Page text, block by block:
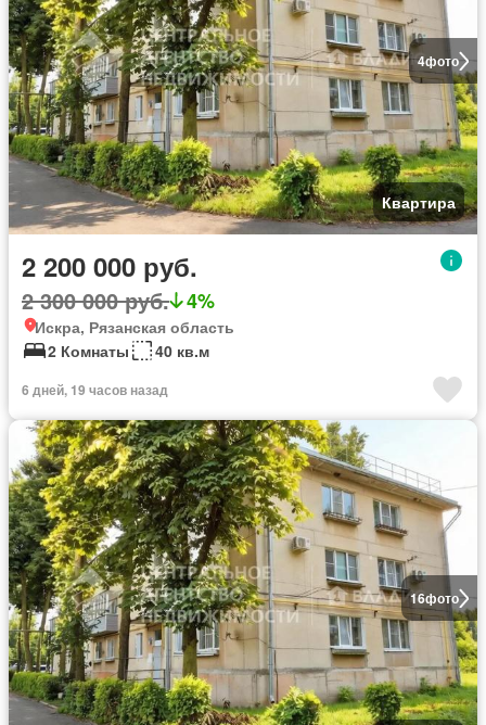
4фото
Квартира
2 200 000 руб.
2 300 000 руб. 4%
Искра, Рязанская область
2 Комнаты
40 кв.м
6 дней, 19 часов назад
16фото